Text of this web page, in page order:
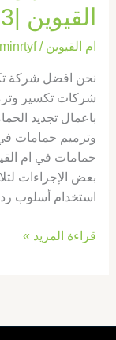
القيوين |0569660143
ام القيوين /
نحن افضل شركة
شركات تكسير
باعمال تجديد
وترميم حمامات في
حمامات في ام
بعض الإجراءات
استخدام أسلوب
قراءة المزيد »